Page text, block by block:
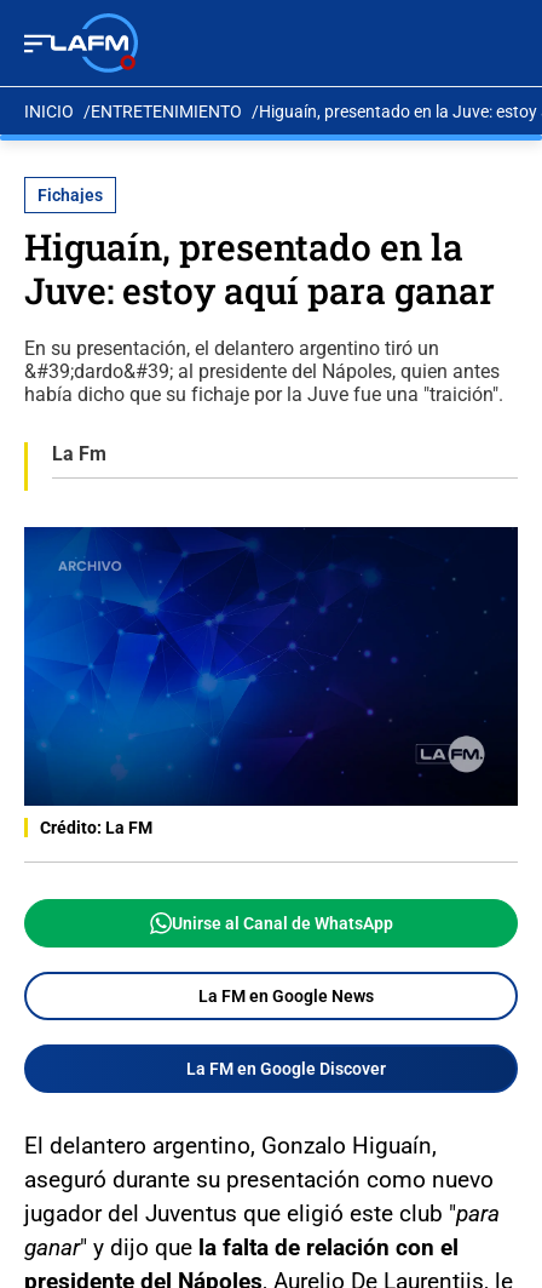
INICIO ENTRETENIMIENTO Higuaín, presentado en la Juve:
Fichajes
Higuaín, presentado en la
Juve: estoy aquí para ganar
En su presentación, el delantero argentino tiró un
&#39;dardo&#39; al presidente del Nápoles, quien antes
había dicho que su fichaje por la Juve fue una "traición".
La Fm
Crédito: La FM
Unirse al Canal de WhatsApp
La FM en Google News
La FM en Google Discover
El delantero argentino, Gonzalo Higuaín,
aseguró durante su presentación como nuevo
jugador del Juventus que eligió este club "para
ganar" y dijo que la falta de relación con el
presidente del Nápoles, Aurelio De Laurentiis, le